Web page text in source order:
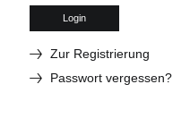
Login
Zur Registrierung
Passwort vergessen?